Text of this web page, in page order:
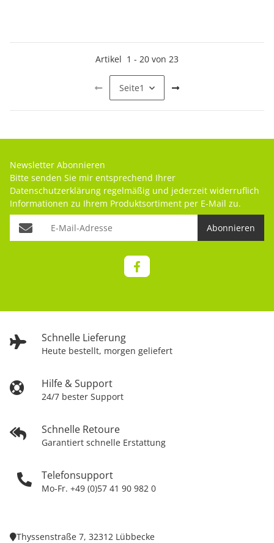
Artikel 1 - 20 von 23
Seite1
Schnelle Lieferung
Heute bestellt, morgen geliefert
Hilfe & Support
24/7 bester Support
Schnelle Retoure
Garantiert schnelle Erstattung
Telefonsupport
Mo-Fr. +49 (0)57 41 90 982 0
Newsletter Abonnieren
Bitte senden Sie mir entsprechend Ihrer
Datenschutzerklärung regelmäßig und jederzeit widerruflich
Informationen zu Ihrem Produktsortiment per E-Mail zu.
Abonnieren
Thyssenstraße 7, 32312 Lübbecke